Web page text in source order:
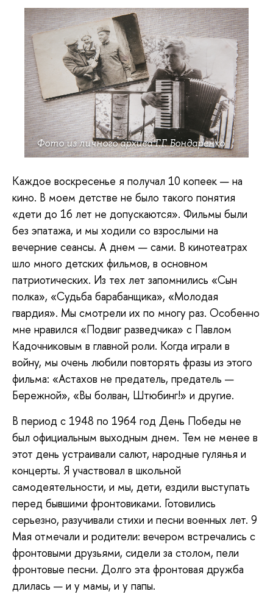
Фото из личного архива Г.Г. Бондаренко
Каждое воскресенье я получал 10 копеек — на
кино. В моем детстве не было такого понятия
«дети до 16 лет не допускаются». Фильмы были
без эпатажа, и мы ходили со взрослыми на
вечерние сеансы. А днем — сами. В кинотеатрах
шло много детских фильмов, в основном
патриотических. Из тех лет запомнились «Сын
полка», «Судьба барабанщика», «Молодая
гвардия». Мы смотрели их по многу раз. Особенно
мне нравился «Подвиг разведчика» с Павлом
Кадочниковым в главной роли. Когда играли в
войну, мы очень любили повторять фразы из этого
фильма: «Астахов не предатель, предатель —
Бережной», «Вы болван, Штюбинг!» и другие.
В период с 1948 по 1964 год День Победы не
был официальным выходным днем. Тем не менее в
этот день устраивали салют, народные гулянья и
концерты. Я участвовал в школьной
самодеятельности, и мы, дети, ездили выступать
перед бывшими фронтовиками. Готовились
серьезно, разучивали стихи и песни военных лет. 9
Мая отмечали и родители: вечером встречались с
фронтовыми друзьями, сидели за столом, пели
фронтовые песни. Долго эта фронтовая дружба
длилась — и у мамы, и у папы.